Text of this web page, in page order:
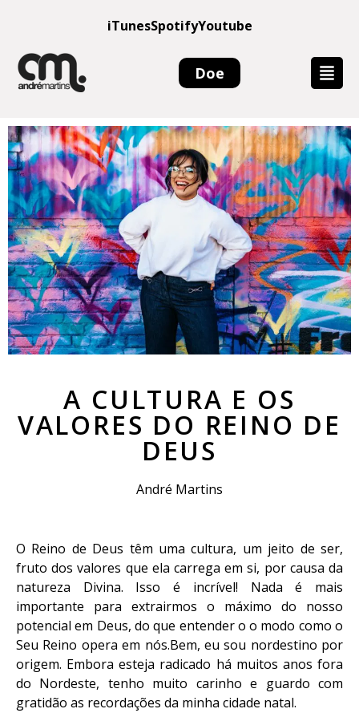
iTunesSpotifyYoutube
Doe
A CULTURA E OS
VALORES DO REINO DE
DEUS
André Martins
O Reino de Deus têm uma cultura, um jeito de ser,
fruto dos valores que ela carrega em si, por causa da
natureza Divina. Isso é incrível! Nada é mais
importante para extrairmos o máximo do nosso
potencial em Deus, do que entender o o modo como o
Seu Reino opera em nós.Bem, eu sou nordestino por
origem. Embora esteja radicado há muitos anos fora
do Nordeste, tenho muito carinho e guardo com
gratidão as recordações da minha cidade natal.